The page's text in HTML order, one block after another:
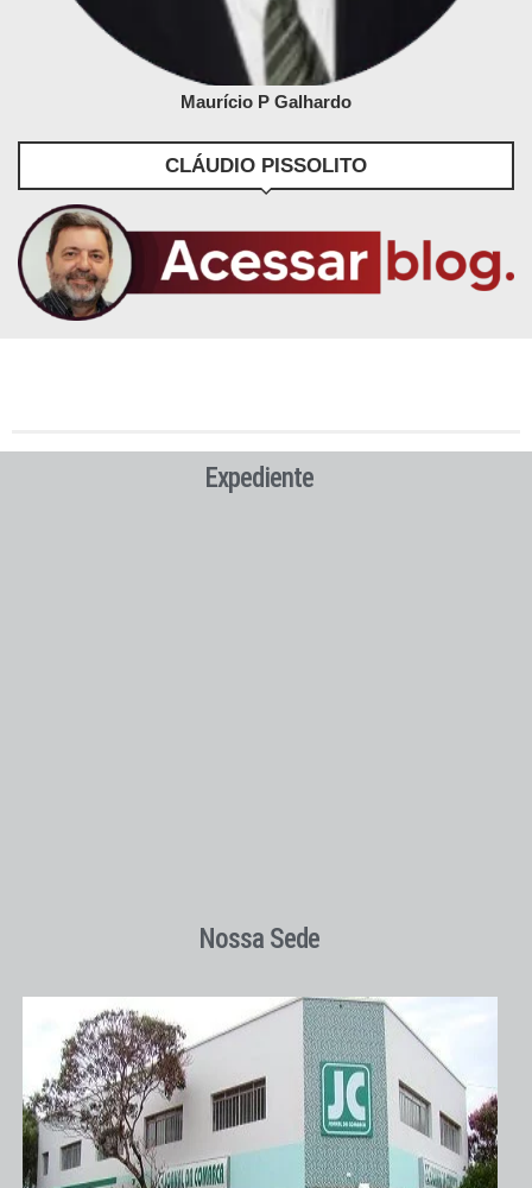
Maurício P Galhardo
CLÁUDIO PISSOLITO
Expediente
Nossa Sede